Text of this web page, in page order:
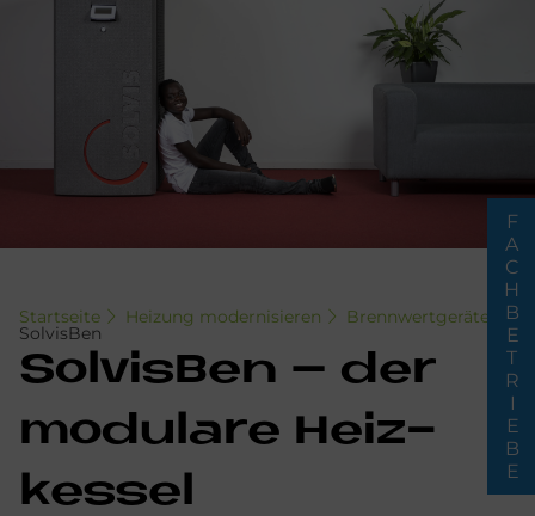
Startseite Heizung modernisieren Brennwertgeräte
SolvisBen
Sol­vis­Ben – der
mo­du­la­re Heiz­
kes­sel
FACHBETRIEBE